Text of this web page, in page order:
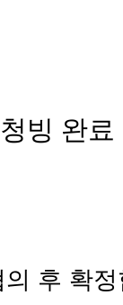
청빙 완료
의 후 확